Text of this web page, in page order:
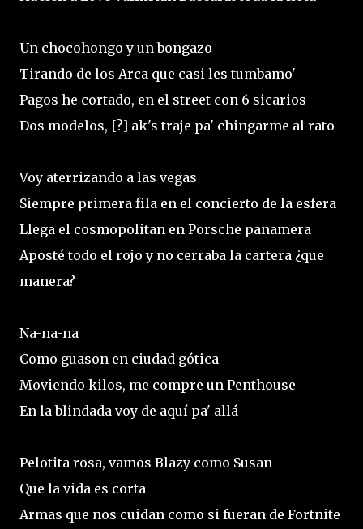
Un chocohongo y un bongazo
Tirando de los Arca que casi les tumbamo'
Pagos he cortado, en el street con 6 sicarios
Dos modelos, [?] ak's traje pa' chingarme al rato
Voy aterrizando a las vegas
Siempre primera fila en el concierto de la esfera
Llega el cosmopolitan en Porsche panamera
Aposté todo el rojo y no cerraba la cartera ¿que
manera?
Na-na-na
Como guason en ciudad gótica
Moviendo kilos, me compre un Penthouse
En la blindada voy de aquí pa' allá
Pelotita rosa, vamos Blazy como Susan
Que la vida es corta
Armas que nos cuidan como si fueran de Fortnite